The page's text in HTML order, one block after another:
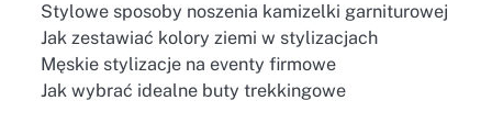
Stylowe sposoby noszenia kamizelki garniturowej
Jak zestawiać kolory ziemi w stylizacjach
Męskie stylizacje na eventy firmowe
Jak wybrać idealne buty trekkingowe